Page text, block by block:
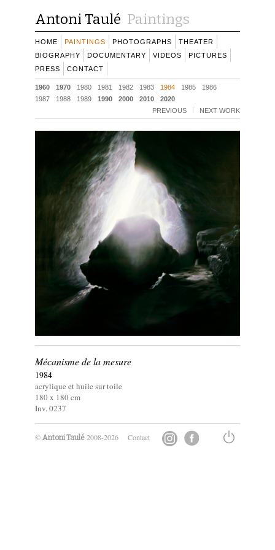
Antoni Taulé Paintings
HOME PAINTINGS PHOTOGRAPHS
THEATER
BIOGRAPHY
DOCUMENTARY VIDEOS
PICTURES
PRESS
CONTACT
1960 1970 1980 1981 1982 1983 1984 1985
1986
1987
1988 1989 1990 2000 2010
2020
PREVIOUS
NEXT WORK
Mécanisme de la mesure
1984
acrylique et huile sur toile
180 x 180cm
Inv. 0237
© Antoni Taulé 2008-2026 Contact